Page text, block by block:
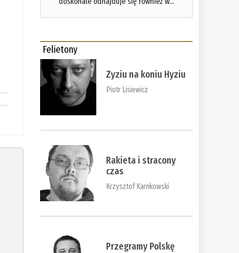
Felietony
Zyziu na koniu Hyziu
Piotr Lisiewicz
Rakieta i stracony
czas
Krzysztof Karnkowski
Przegramy Polskę